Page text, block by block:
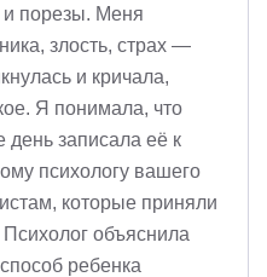
порезы. Меня
злость, страх —
и кричала,
Я понимала, что
день записала её к
психологу вашего
которые приняли
объяснила
ребенка